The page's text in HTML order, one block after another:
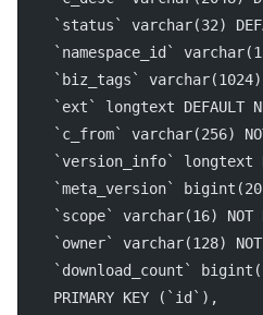
`status`
varchar(32)
`namespace_id`
varchar(
`biz_tags`
varchar(1024)
`ext`
longtext DEFAULT
`c_from`
varchar(256)
`version_info`
longtext
`meta_version`
bigint (20
`scope`
varchar(16) NOT
`owner`
varchar(128)
`download_count`
bigint (
PRIMARY KEY ( `id` ),